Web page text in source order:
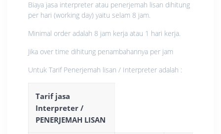
Biaya jasa interpreter atau penerjemah lisan dihitung
per hari (working day) yaitu selam 8 jam.
Minimal order adalah 8 jam kerja atau 1 hari kerja.
Jika over time dihitung penambahannya per jam
Untuk Tarif Penerjemah lisan / Interpreter adalah :
Tarif jasa
Interpreter /
PENERJEMAH LISAN